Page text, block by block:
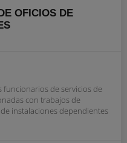
OFICIOS DE
funcionarios de servicios de
con trabajos de
instalaciones dependientes